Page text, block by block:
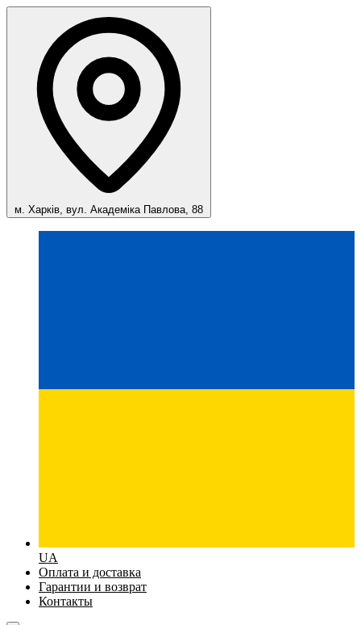
м. Харків, вул. Академіка Павлова, 88
UA
Оплата и доставка
Гарантии и возврат
Контакты